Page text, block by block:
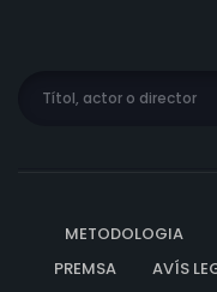
METODOLOGIA
PREMSA
AVÍS